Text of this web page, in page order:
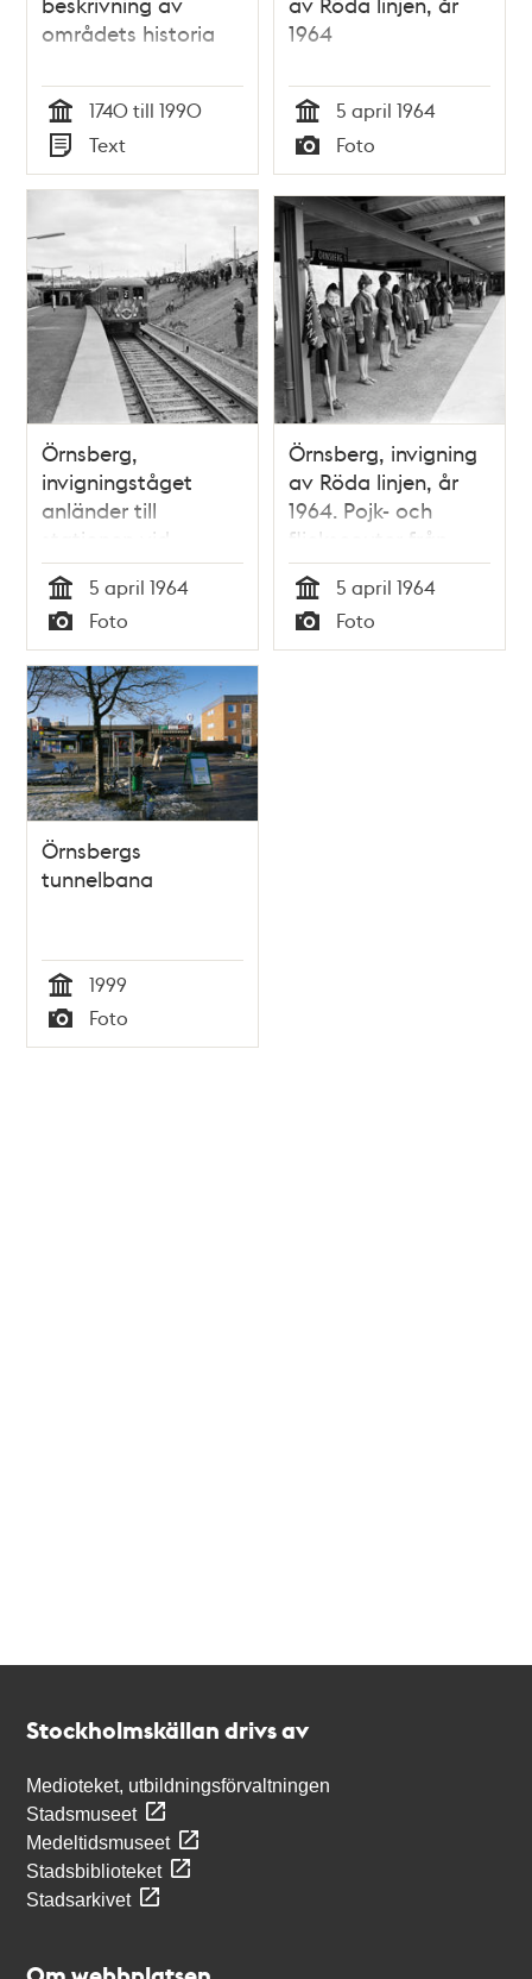
områdets historia
Tid
1740 till 1990
Typ
Text
1964
Tid
5 april 1964
Typ
Foto
Örnsberg,
invigningståget
anländer till
stationen vid
invigning av Röda
linjen, år 1964
Tid
5 april 1964
Typ
Foto
Örnsberg, invigning
av Röda linjen, år
1964. Pojk- och
flickscouter från
Mälarhöjdens
scoutkår tog emot
invigningståget.
Tid
5 april 1964
Typ
Foto
Örnsbergs
tunnelbana
Tid
1999
Typ
Foto
Stockholmskällan drivs av
Medioteket, utbildningsförvaltningen
Stadsmuseet
Medeltidsmuseet
Stadsbiblioteket
Stadsarkivet